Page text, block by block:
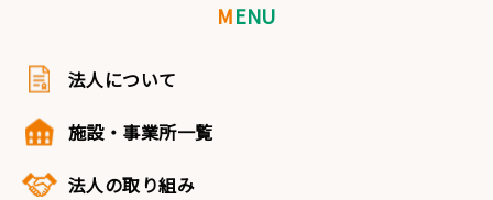
MENU
法人について
施設・事業所一覧
法人の取り組み